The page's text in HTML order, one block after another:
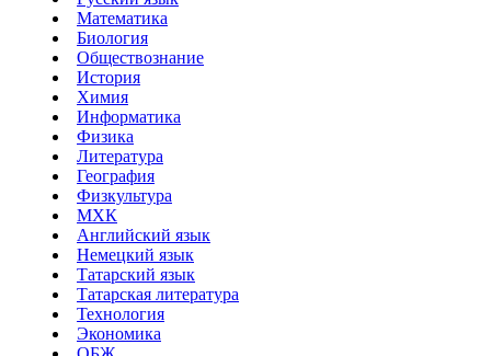
Математика
Биология
Обществознание
История
Химия
Информатика
Физика
Литература
География
Физкультура
МХК
Английский язык
Немецкий язык
Татарский язык
Татарская литература
Технология
Экономика